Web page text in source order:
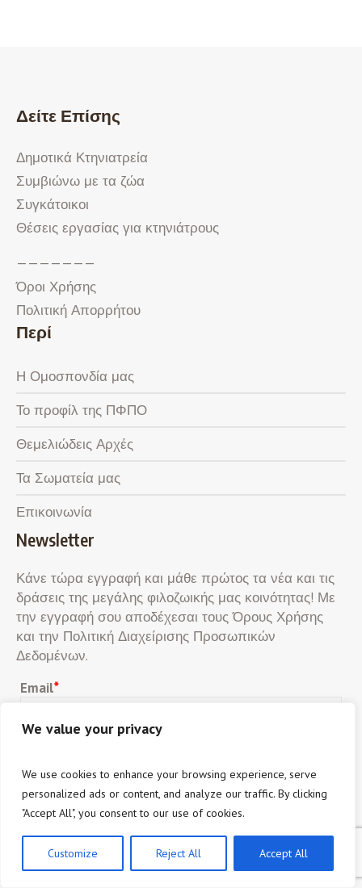
We value your privacy
We use cookies to enhance your browsing experience, serve
personalized ads or content, and analyze our traffic. By clicking
"Accept All", you consent to our use of cookies.
Customize Reject All Accept All
Δείτε Επίσης
Δημοτικά Κτηνιατρεία
Συμβιώνω με τα ζώα
Συγκάτοικοι
Θέσεις εργασίας για κτηνιάτρους
———————
Όροι Χρήσης
Πολιτική Απορρήτου
Περί
Η Ομοσπονδία μας
Το προφίλ της ΠΦΠΟ
Θεμελιώδεις Αρχές
Τα Σωματεία μας
Επικοινωνία
Newsletter
Κάνε τώρα εγγραφή και μάθε πρώτος τα νέα και τις
δράσεις της μεγάλης φιλοζωικής μας κοινότητας! Με
την εγγραφή σου αποδέχεσαι τους Όρους Χρήσης
και την Πολιτική Διαχείρισης Προσωπικών
Δεδομένων.
Email*
Ελληνικά
Αγγλικά
Αποδέχομαι ότι η Π.Φ.Π.Ο. θα χρησιμοποιήσει
τη διεύθυνση email μου για να μου στείλει νέα και
πληροφορίες.